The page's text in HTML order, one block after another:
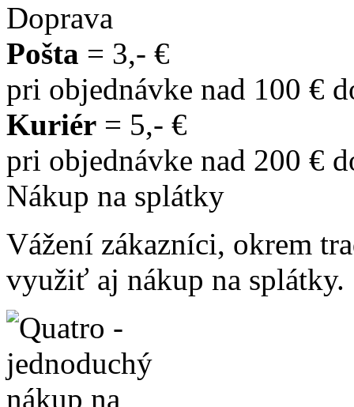
Doprava
Pošta = 3,- €
pri objednávke nad 100 €
Kuriér = 5,- €
pri objednávke nad 200 €
Nákup na splátky
Vážení zákazníci, okrem
využiť aj nákup na splátky.